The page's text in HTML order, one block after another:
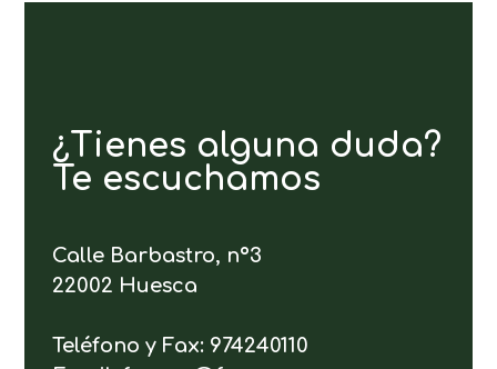
¿Tienes alguna duda?
Te escuchamos
Calle Barbastro, nº3
22002 Huesca
Teléfono y Fax: 974240110